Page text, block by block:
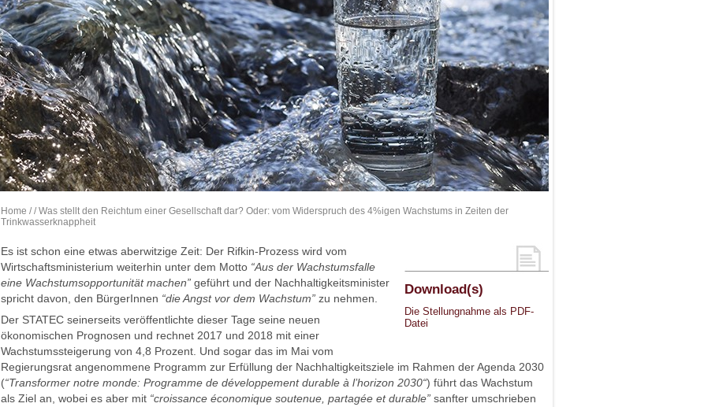
Home // Was stellt den Reichtum einer Gesellschaft dar? Oder: vom Widerspruch des 4%igen Wachstums in Zeiten der
Trinkwasserknappheit
Download(s)
Die Stellungnahme als PDF-
Datei
Es ist schon eine etwas aberwitzige Zeit: Der Rifkin-Prozess wird vom
Wirtschaftsministerium weiterhin unter dem Motto “Aus der Wachstumsfalle
eine Wachstumsopportunität machen” geführt und der Nachhaltigkeitsminister
spricht davon, den BürgerInnen “die Angst vor dem Wachstum” zu nehmen.
Der STATEC seinerseits veröffentlichte dieser Tage seine neuen
ökonomischen Prognosen und rechnet 2017 und 2018 mit einer
Wachstumssteigerung von 4,8 Prozent. Und sogar das im Mai vom
Regierungsrat angenommene Programm zur Erfüllung der Nachhaltigkeitsziele im Rahmen der Agenda 2030
(“Transformer notre monde: Programme de développement durable à l’horizon 2030“) führt das Wachstum
als Ziel an, wobei es aber mit “croissance économique soutenue, partagée et durable” sanfter umschrieben